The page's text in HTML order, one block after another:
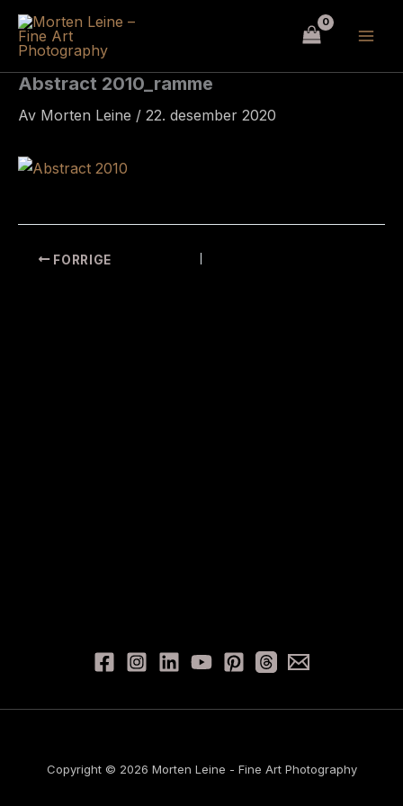
Hopp
rett
innholdet
Abstract 2010_ramme
Av Morten Leine / 22. desember 2020
FORRIGE
Copyright © 2026 Morten Leine - Fine Art Photography